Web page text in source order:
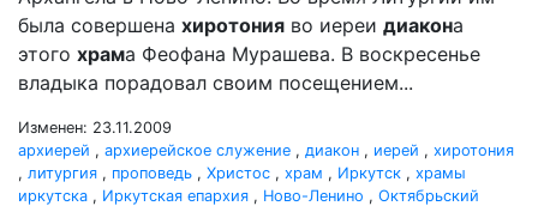
была совершена хиротония во иереи диакона
этого храма Феофана Мурашева. В воскресенье
владыка порадовал своим посещением...
Изменен: 23.11.2009
архиерей , архиерейское служение , диакон , иерей , хиротония
, литургия , проповедь , Христос , храм , Иркутск , храмы
иркутска , Иркутская епархия , Ново-Ленино , Октябрьский